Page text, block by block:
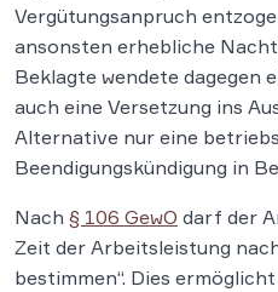
Vergütungsanpruch
ansonsten erhebliche
Beklagte wendete dagegen
auch eine Versetzung ins
Alternative nur eine
Beendigungskündigung in
Nach § 106 GewO darf der
Zeit der Arbeitsleistung
bestimmen“. Dies